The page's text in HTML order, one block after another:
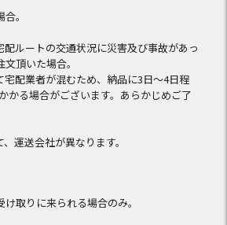
。
ルートの交通状況に災害及び事故があっ
頂いた場合。
配業者が混むため、納品に3日～4日程
かる場合がございます。あらかじめご了
運送会社が異なります。
取りに来られる場合のみ。